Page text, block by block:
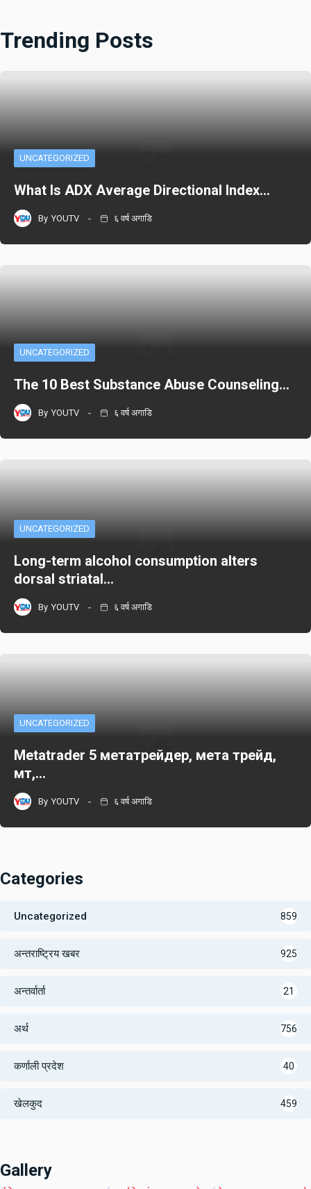
Trending Posts
UNCATEGORIZED
What Is ADX Average Directional Index…
By YOUTV ६ वर्ष अगाडि
UNCATEGORIZED
The 10 Best Substance Abuse Counseling…
By YOUTV ६ वर्ष अगाडि
UNCATEGORIZED
Long-term alcohol consumption alters
dorsal striatal…
By YOUTV ६ वर्ष अगाडि
UNCATEGORIZED
Metatrader 5 метатрейдер, мета трейд,
мт,…
By YOUTV ६ वर्ष अगाडि
Categories
Uncategorized 859
अन्तराष्ट्रिय खबर 925
अन्तर्वार्ता 21
अर्थ 756
कर्णाली प्रदेश 40
खेलकुद 459
Gallery